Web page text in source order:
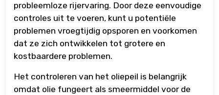
probleemloze rijervaring. Door deze eenvoudige
controles uit te voeren, kunt u potentiële
problemen vroegtijdig opsporen en voorkomen
dat ze zich ontwikkelen tot grotere en
kostbaardere problemen.
Het controleren van het oliepeil is belangrijk
omdat olie fungeert als smeermiddel voor de